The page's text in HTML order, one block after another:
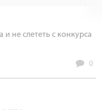
не слететь с конкурса
0